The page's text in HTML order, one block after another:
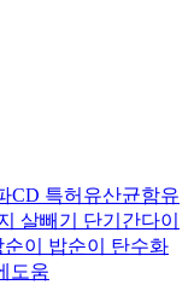
CD 특허유산균함유
살빼기 단기간다이
이 밥순이 탄수화
도움